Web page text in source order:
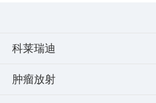
科莱瑞迪
肿瘤放射